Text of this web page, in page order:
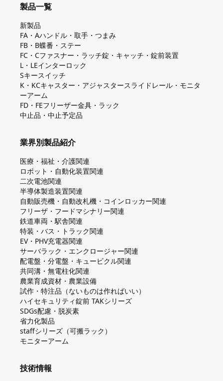
製品一覧
新製品
FA・Aハンドル・取手・つまみ
FB・B蝶番・ステー
FC・Cファスナー・ラッチ錠・キャッチ・錠前装置
L・LEインターロック
Sキースイッチ
K・KCキャスター・アジャスタースライドレール・モニタ
ーアーム
FD・FEフリーザー金具・ラック
中止品・中止予定品
業界別製品紹介
医療・福祉・介護関連
ロボット・自動化装置関連
二次電池関連
半導体製造装置関連
自動販売機・自動改札機・コインロッカー関連
フリーザ・フードマシナリー関連
鉄道車両・駅舎関連
特装・バス・トラック関連
EV・PHV充電器関連
サーバラック・エンクロージャー関連
配電盤・分電盤・キュービクル関連
共同溝・無電柱化関連
農業育成資材・農業設備
試作・特注品（ないものは作ればいい）
ハイセキュリティ錠前 TAKシリーズ
SDGs配慮・脱炭素
省力化製品
staffシリーズ（可搬ラック）
モニターアーム
技術情報